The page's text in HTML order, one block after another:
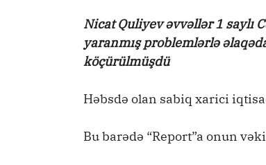
Nicat Quliyev əvvəllər 1 saylı
yaranmış problemlərlə
köçürülmüşdü
Həbsdə olan sabiq xarici
Bu barədə “Report”a onun